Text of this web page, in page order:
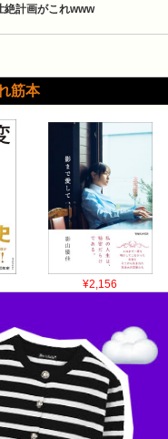
絶計画がこれwww
筋本
¥2,156